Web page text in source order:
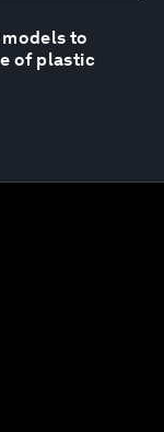
to
of plastic